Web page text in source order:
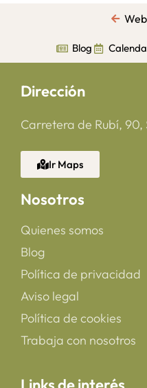
Blog
Dirección
Carretera de Rubí, 90,
Ir Maps
Nosotros
Quienes somos
Blog
Política de privacidad
Aviso legal
Política de cookies
Trabaja con nosotros